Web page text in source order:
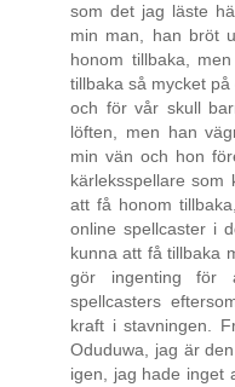
som det jag läste
min man, han bröt
honom tillbaka,
tillbaka så mycket
och för vår skull
löften, men han
min vän och hon
kärleksspellare som
att få honom
online spellcaster i
kunna att få tillbaka
gör ingenting för
spellcasters
kraft i stavningen.
Oduduwa, jag är
igen, jag hade inget